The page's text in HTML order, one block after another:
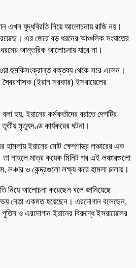
এখন যুদ্ধবিরতি নিয়ে আলোচনায় রাজি নয়।
রয়েছে। এর জেরে বড় ধরনের আঞ্চলিক সংঘাতের
ধরনের আন্তরিক আলোচনায় যাবে না।
হুমকিসংক্রান্ত বক্তব্য থেকে সরে এলেন।
স্বৈরশাসক (ইরান সরকার) ইসরায়েলের
হয়, ইরানের কর্মকর্তাদের বরাতে দেশটির
মৃত্যুদণ্ড কার্যকরের ঘটনা।
হামলায় ইরানের মোট ক্ষেপণাস্ত্র লঞ্চারের এক
তা নাহলে মাত্র কয়েক মিনিট পর এই লঞ্চারগুলো
লঞ্চার ও কেন্দ্রগুলো লক্ষ্য করে হামলা চালায়।
নিয়ে আলোচনা করেছেন বলে জানিয়েছে
নেতা একমত হয়েছেন। এরদোগান বলেছেন,
ও এরদোগান ইরানের বিরুদ্ধে ইসরায়েলের